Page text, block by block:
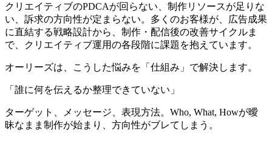
クリエイティブのPDCAが回らない、制作リソースが足りな
い、訴求の方向性が定まらない。多くのお客様が、広告成果
に直結する戦略設計から、制作・配信後の改善サイクルま
で、クリエイティブ運用の各段階に課題を抱えています。
オーリーズは、こうした悩みを「仕組み」で解決します。
「誰に何を伝えるか整理できていない」
ターゲット、メッセージ、表現方法。Who, What, Howが曖
昧なまま制作が始まり、方向性がブレてしまう。